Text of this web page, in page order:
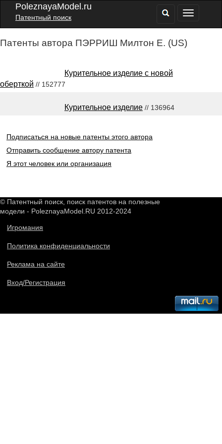
PoleznayaModel.ru
Патентный поиск
Патенты автора ПЭРРИШ Милтон Е. (US)
Курительное изделие с новой
оберткой // 152777
Курительное изделие // 136964
Подписаться на новые патенты этого автора
Отправить сообщение автору патента
Я этот человек или организация
© Патентный поиск, поиск патентов на полезные
модели - PoleznayaModel.RU 2012-2024
Игромания
Политика конфиденциальности
Реклама на сайте
Вход/Регистрация